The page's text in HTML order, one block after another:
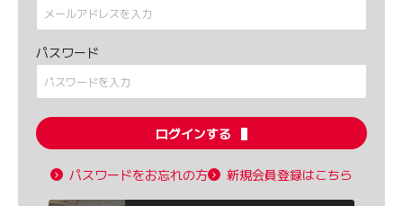
パスワード
ログインする
パスワードをお忘れの方 新規会員登録はこちら